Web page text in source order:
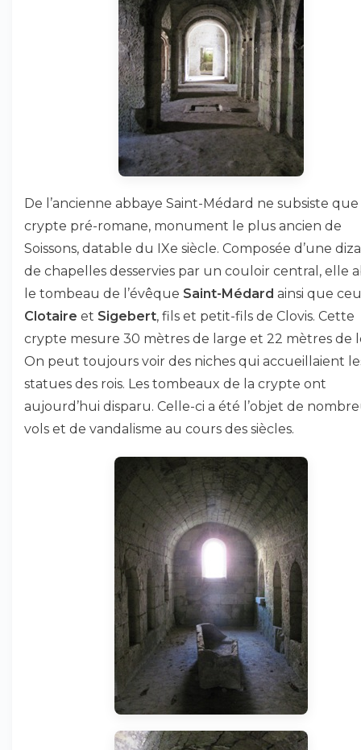
De l’ancienne abbaye Saint-Médard ne subsiste que
crypte pré-romane, monument le plus ancien de
Soissons, datable du IXe siècle. Composée d’une
de chapelles desservies par un couloir central, elle
le tombeau de l’évêque Saint-Médard ainsi que
Clotaire et Sigebert, fils et petit-fils de Clovis. Cette
crypte mesure 30 mètres de large et 22 mètres de
On peut toujours voir des niches qui accueillaient
statues des rois. Les tombeaux de la crypte ont
aujourd’hui disparu. Celle-ci a été l’objet de
vols et de vandalisme au cours des siècles.